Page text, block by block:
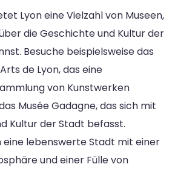
Lyon eine Vielzahl von Museen,
die Geschichte und Kultur der
Besuche beispielsweise das
de Lyon, das eine
von Kunstwerken
Musée Gadagne, das sich mit
Kultur der Stadt befasst.
eine lebenswerte Stadt mit einer
und einer Fülle von